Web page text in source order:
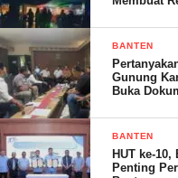
kerja, serta musyawarah
disampaikan di tingkat
kabupaten dalam hal ini
Tentunya, kata jaro yang
sebuah perencanaan harus
prioritas sehingga apa yang
benar-benar dirasakan oleh
BANTEN
Gunung
Buka
BANTEN
HUT ke-
Penting